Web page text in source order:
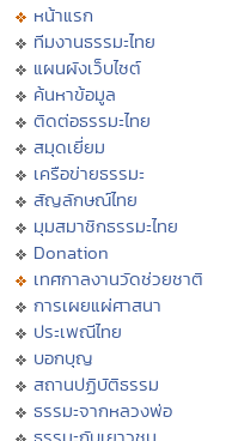
หน้าแรก
ทีมงานธรรมะไทย
แผนผังเว็บไซต์
ค้นหาข้อมูล
ติดต่อธรรมะไทย
สมุดเยี่ยม
เครือข่ายธรรมะ
สัญลักษณ์ไทย
มุมสมาชิกธรรมะไทย
Donation
เทศกาลงานวัดช่วยชาติ
การเผยแผ่ศาสนา
ประเพณีไทย
บอกบุญ
สถานปฏิบัติธรรม
ธรรมะจากหลวงพ่อ